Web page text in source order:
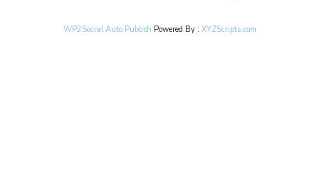
WP2Social Auto Publish Powered By : XYZScripts.com